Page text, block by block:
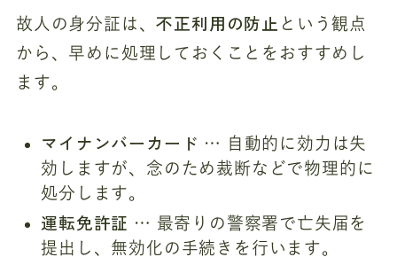
故人の身分証は、不正利用の防止 という観点
から、早めに処理しておくことをおすすめし
ます。
マイナンバーカード … 自動的に効力は失
効しますが、念のため裁断などで物理的に
処分します。
運転免許証 … 最寄りの警察署で亡失届を
提出し、無効化の手続きを行います。